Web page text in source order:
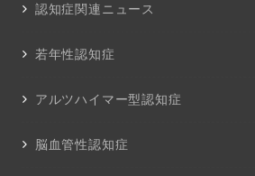
認知症関連ニュース
若年性認知症
アルツハイマー型認知症
脳血管性認知症